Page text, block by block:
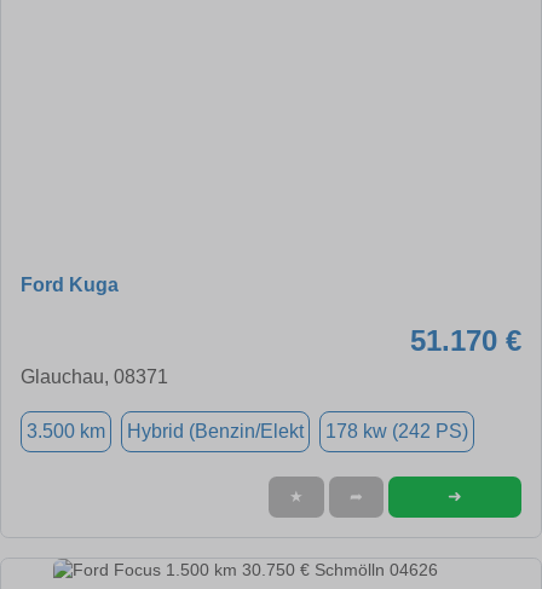
Ford Kuga
51.170 €
Glauchau, 08371
3.500 km Hybrid (Benzin/Elekt 178 kw (242 PS)
★ ➦ ➜